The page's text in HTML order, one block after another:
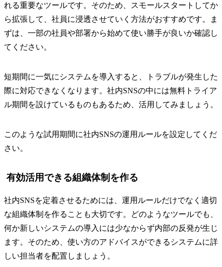
れる重要なツールです。そのため、スモールスタートしてか
ら拡張して、社員に浸透させていく方法がおすすめです。ま
ずは、一部の社員や部署から始めて使い勝手が良いか確認し
てください。
短期間に一気にシステムを導入すると、トラブルが発生した
際に対応できなくなります。社内SNSの中には無料トライア
ル期間を設けているものもあるため、活用してみましょう。
このような試用期間に社内SNSの運用ルールを設定してくだ
さい。
有効活用できる組織体制を作る
社内SNSを定着させるためには、運用ルールだけでなく適切
な組織体制を作ることも大切です。どのようなツールでも、
何か新しいシステムの導入には少なからず内部の反発が生じ
ます。そのため、使い方のアドバイスができるシステムに詳
しい担当者を配置しましょう。